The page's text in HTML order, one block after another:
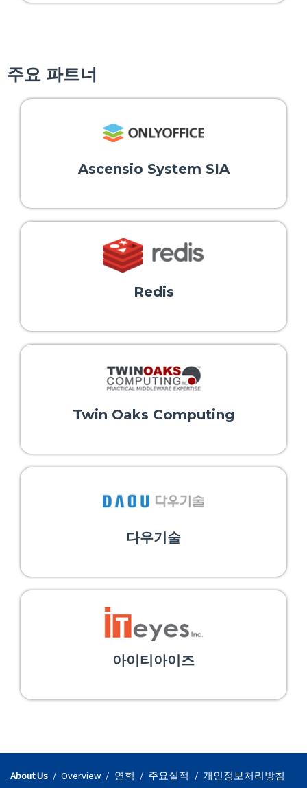
주요 파트너
Ascensio System SIA
Redis
Twin Oaks Computing
다우기술
아이티아이즈
About Us Overview 연혁 주요실적 개인정보처리방침